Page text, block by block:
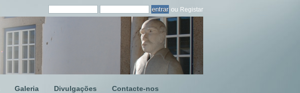
ou Registar
Galeria Divulgações Contacte-nos